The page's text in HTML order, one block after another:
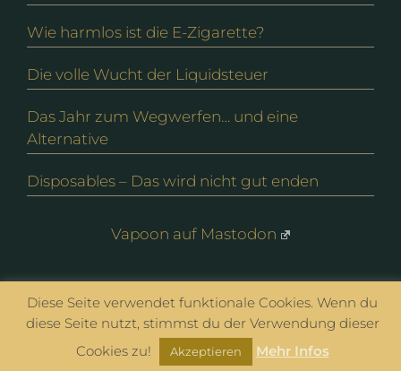
Wie harmlos ist die E-Zigarette?
Die volle Wucht der Liquidsteuer
Das Jahr zum Wegwerfen… und eine
Alternative
Disposables – Das wird nicht gut enden
Vapoon auf Mastodon
© vapoon seit 2016 |Datenschutz|Impressum
Diese Seite verwendet funktionale Cookies. Wenn du
diese Seite nutzt, stimmst du der Verwendung dieser
Cookies zu!
Akzeptieren Mehr Infos